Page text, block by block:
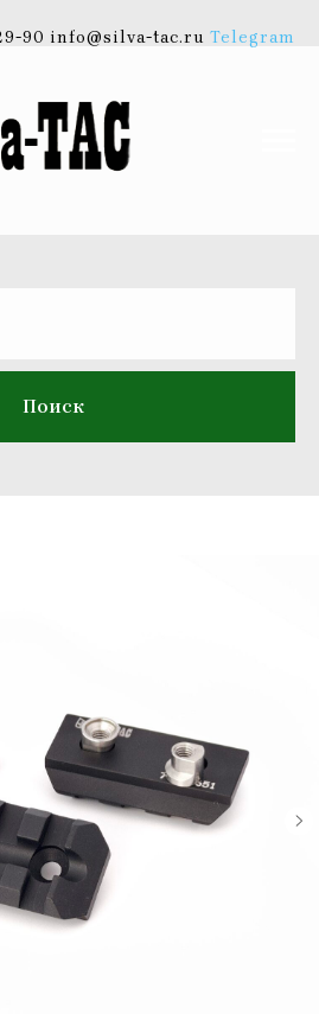
90 info@silva-tac.ru Telegram
Поиск